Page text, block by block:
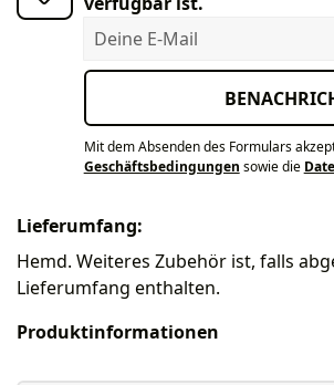
Deine E-Mail
Mit dem Absenden des Formulars
Geschäftsbedingungen sowie die
Lieferumfang:
Hemd. Weiteres Zubehör ist, falls
Lieferumfang enthalten.
Produktinformationen